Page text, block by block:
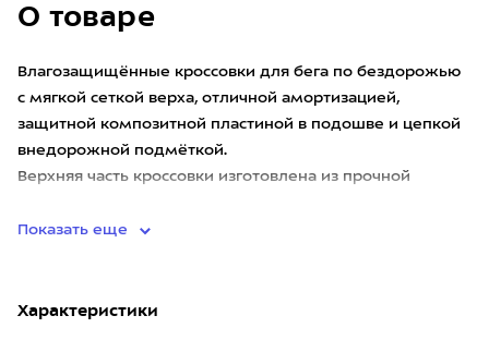
О товаре
Влагозащищённые кроссовки для бега по бездорожью
с мягкой сеткой верха, отличной амортизацией,
защитной композитной пластиной в подошве и цепкой
внедорожной подмёткой.
Верхняя часть кроссовки изготовлена из прочной
Показать еще
Характеристики